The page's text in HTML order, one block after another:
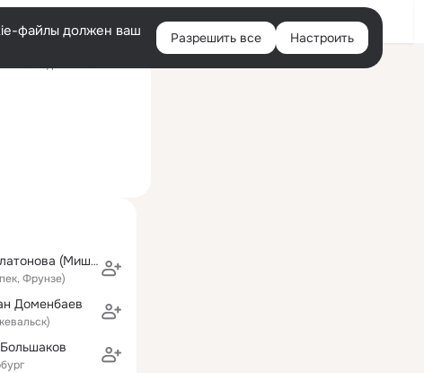
Войти
файлы должен ваш
Разрешить все Настроить
Надежда Платонова (Мишина)
Фрунзе)
Доменбаев